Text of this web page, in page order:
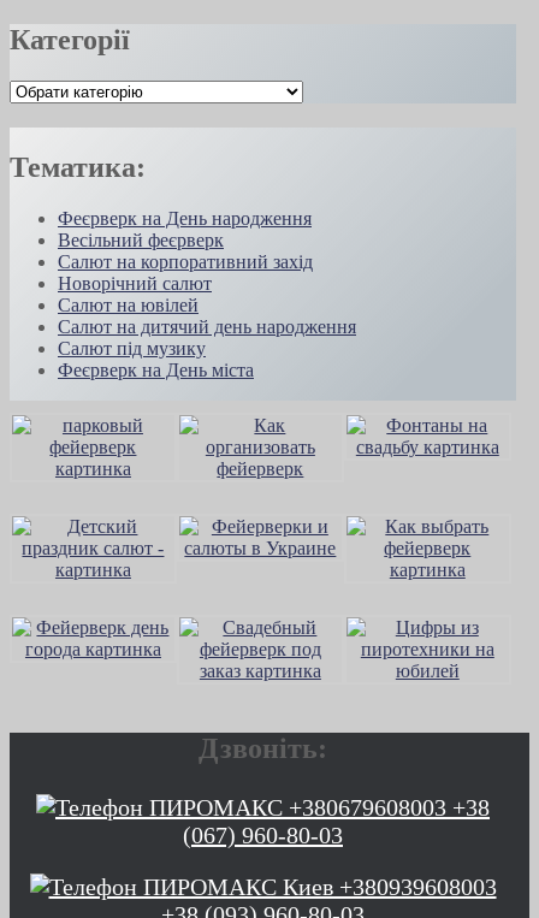
Категорії
Категорії
Тематика:
Феєрверк на День народження
Весільний феєрверк
Салют на корпоративний захід
Новорічний салют
Салют на ювілей
Салют на дитячий день народження
Салют під музику
Феєрверк на День міста
Дзвоніть:
+38
(067) 960-80-03